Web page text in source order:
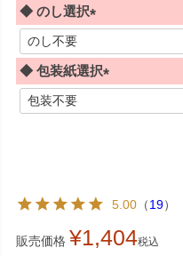
◆ のし選択
必
須
◆ 包装紙選択
必
5.00 （19）
販売価格 ¥1,404税込